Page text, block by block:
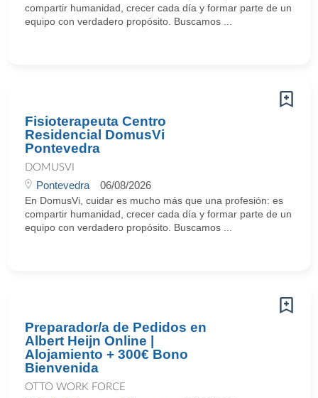
compartir humanidad, crecer cada día y formar parte de un
equipo con verdadero propósito. Buscamos ...
Fisioterapeuta Centro
Residencial DomusVi
Pontevedra
DOMUSVI
Pontevedra 06/08/2026
En DomusVi, cuidar es mucho más que una profesión: es
compartir humanidad, crecer cada día y formar parte de un
equipo con verdadero propósito. Buscamos ...
Preparador/a de Pedidos en
Albert Heijn Online |
Alojamiento + 300€ Bono
Bienvenida
OTTO WORK FORCE